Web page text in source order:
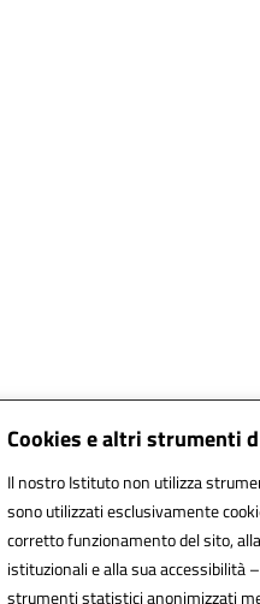
Cookies e altri strumenti
Il nostro Istituto non utilizza
sono utilizzati esclusivamente
corretto funzionamento del sito,
istituzionali e alla sua accessibilità
strumenti statistici anonimizzati